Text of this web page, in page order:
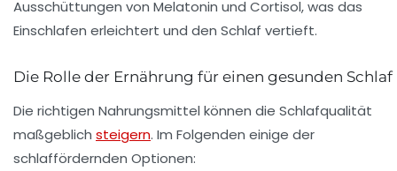
Ausschüttungen von Melatonin und Cortisol, was das
Einschlafen erleichtert und den Schlaf vertieft.
Die Rolle der Ernährung für einen gesunden Schlaf
Die richtigen Nahrungsmittel können die Schlafqualität
maßgeblich steigern. Im Folgenden einige der
schlaffördernden Optionen: